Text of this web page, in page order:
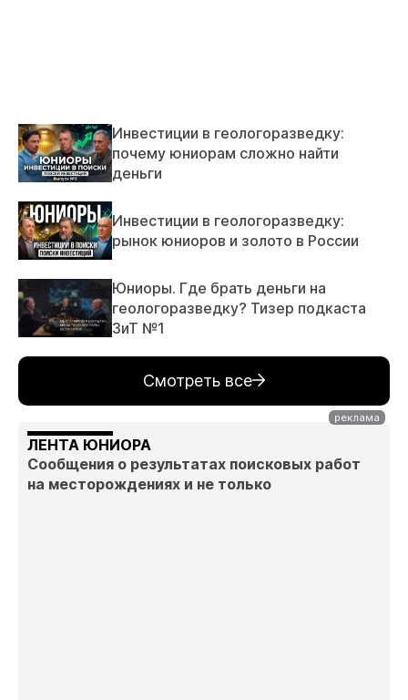
Инвестиции в геологоразведку:
почему юниорам сложно найти
деньги
Инвестиции в геологоразведку:
рынок юниоров и золото в России
Юниоры. Где брать деньги на
геологоразведку? Тизер подкаста
ЗиТ №1
Смотреть все
ЛЕНТА ЮНИОРА
Сообщения о результатах поисковых работ
на месторождениях и не только